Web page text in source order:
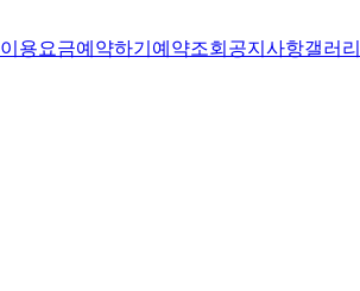
이용요금예약하기예약조회공지사항갤러리